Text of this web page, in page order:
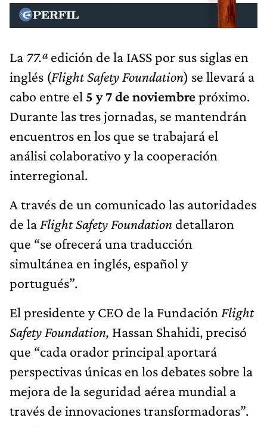
La 77.ª edición de la IASS por sus siglas en
inglés (Flight Safety Foundation) se llevará a
cabo entre el 5 y 7 de noviembrepróximo.
Durante las tres jornadas, se mantendrán
encuentros en los que se trabajará el
análisi colaborativo y la cooperación
interregional.
A través de un comunicado las autoridades
de la Flight Safety Foundation detallaron
que “se ofrecerá una traducción
simultánea en inglés, español y
portugués”.
El presidente y CEO de la Fundación Flight
Safety Foundation, Hassan Shahidi, precisó
que “cada orador principal aportará
perspectivas únicas en los debates sobre la
mejora de la seguridad aérea mundial a
través de innovaciones transformadoras”.